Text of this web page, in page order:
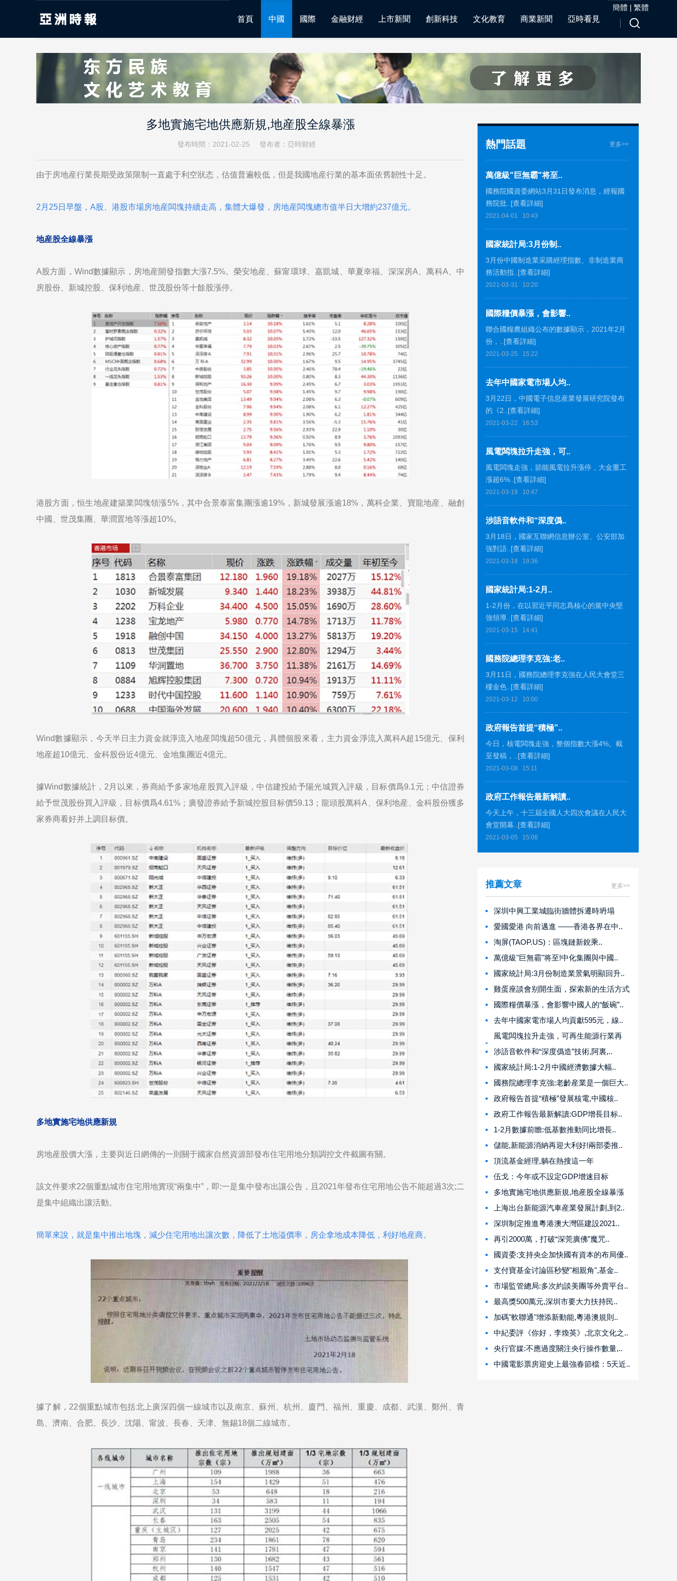
首頁 中國 國際 金融财經 上市新聞 創新科技 文化教育 商業新聞 亞時看見
簡體 | 繁體
多地實施宅地供應新規,地産股全線暴漲
發布時間：2021-02-25 發布者：亞時财經
由于房地産行業長期受政策限制一直處于利空狀态，估值普遍較低，但是我國地産行業的基本面依舊韌性十足。
2月25日早盤，A股、港股市場房地産闆塊持續走高，集體大爆發，房地産闆塊總市值半日大增約237億元。
地産股全線暴漲
A股方面，Wind數據顯示，房地産開發指數大漲7.5%。榮安地産、蘇甯環球、嘉凱城、華夏幸福、深深房A、萬科A、中
房股份、新城控股、保利地産、世茂股份等十餘股漲停。
港股方面，恒生地産建築業闆塊領漲5%，其中合景泰富集團漲逾19%，新城發展漲逾18%，萬科企業、寶龍地産、融創
中國、世茂集團、華潤置地等漲超10%。
Wind數據顯示，今天半日主力資金就淨流入地産闆塊超50億元，具體個股來看，主力資金淨流入萬科A超15億元、保利
地産超10億元、金科股份近4億元、金地集團近4億元。
據Wind數據統計，2月以來，券商給予多家地産股買入評級，中信建投給予陽光城買入評級，目标價爲9.1元；中信證券
給予世茂股份買入評級，目标價爲4.61%；廣發證券給予新城控股目标價59.13；龍頭股萬科A、保利地産、金科股份獲多
家券商看好并上調目标價。
多地實施宅地供應新規
房地産股價大漲，主要與近日網傳的一則關于國家自然資源部發布住宅用地分類調控文件截圖有關。
該文件要求22個重點城市住宅用地實現“兩集中”，即:一是集中發布出讓公告，且2021年發布住宅用地公告不能超過3次;二
是集中組織出讓活動。
簡單來說，就是集中推出地塊，減少住宅用地出讓次數，降低了土地溢價率，房企拿地成本降低，利好地産商。
據了解，22個重點城市包括北上廣深四個一線城市以及南京、蘇州、杭州、廈門、福州、重慶、成都、武漢、鄭州、青
島、濟南、合肥、長沙、沈陽、甯波、長春、天津、無錫18個二線城市。
熱門話題 更多>>
萬億級"巨無霸"将至..
國務院國資委網站3月31日發布消息，經報國
務院批..[查看詳細]
2021-04-01 10:43
國家統計局:3月份制..
3月份中國制造業采購經理指數、非制造業商
務活動指..[查看詳細]
2021-03-31 10:20
國際糧價暴漲，會影響..
聯合國糧農組織公布的數據顯示，2021年2月
份，..[查看詳細]
2021-03-25 15:22
去年中國家電市場人均..
3月22日，中國電子信息産業發展研究院發布
的《2..[查看詳細]
2021-03-22 16:53
風電闆塊拉升走強，可..
風電闆塊走強，節能風電拉升漲停，大金重工
漲超6%..[查看詳細]
2021-03-19 10:47
涉語音軟件和“深度僞..
3月18日，國家互聯網信息辦公室、公安部加
強對語..[查看詳細]
2021-03-18 19:36
國家統計局:1-2月..
1-2月份，在以習近平同志爲核心的黨中央堅
強領導..[查看詳細]
2021-03-15 14:41
國務院總理李克強:老..
3月11日，國務院總理李克強在人民大會堂三
樓金色..[查看詳細]
2021-03-12 10:00
政府報告首提“積極”..
今日，核電闆塊走強，整個指數大漲4%。截
至發稿，..[查看詳細]
2021-03-08 15:11
政府工作報告最新解讀..
今天上午，十三屆全國人大四次會議在人民大
會堂開幕..[查看詳細]
2021-03-05 15:06
推薦文章 更多>>
深圳中興工業城臨街牆體拆遷時坍塌
愛國愛港 向前邁進 ——香港各界在中..
淘屏(TAOP.US)：區塊鏈新銳乘..
萬億級"巨無霸"将至!中化集團與中國..
國家統計局:3月份制造業景氣明顯回升..
雞蛋座談會别開生面，探索新的生活方式
國際糧價暴漲，會影響中國人的“飯碗”..
去年中國家電市場人均貢獻595元，線..
風電闆塊拉升走強，可再生能源行業再
迎..
涉語音軟件和“深度僞造”技術,阿裏,..
國家統計局:1-2月中國經濟數據大幅..
國務院總理李克強:老齡産業是一個巨大..
政府報告首提“積極”發展核電,中國核..
政府工作報告最新解讀:GDP增長目标..
1-2月數據前瞻:低基數推動同比增長..
儲能,新能源消納再迎大利好!兩部委推..
頂流基金經理,躺在熱搜這一年
伍戈：今年或不設定GDP增速目标
多地實施宅地供應新規,地産股全線暴漲
上海出台新能源汽車産業發展計劃,到2..
深圳制定推進粵港澳大灣區建設2021..
再引2000萬，打破“深莞廣佛”魔咒..
國資委:支持央企加快國有資本的布局優..
支付寶基金讨論區秒變"相親角",基金..
市場監管總局:多次約談美團等外賣平台..
最高獎500萬元,深圳市要大力扶持民..
加碼"軟聯通"增添新動能,粵港澳規則..
中紀委評《你好，李煥英》,北京文化之..
央行官媒:不應過度關注央行操作數量,..
中國電影票房迎史上最強春節檔：5天近..